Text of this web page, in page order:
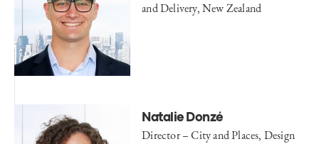
and Delivery, New Zealand
Natalie Donzé
Director – City and Places, Design